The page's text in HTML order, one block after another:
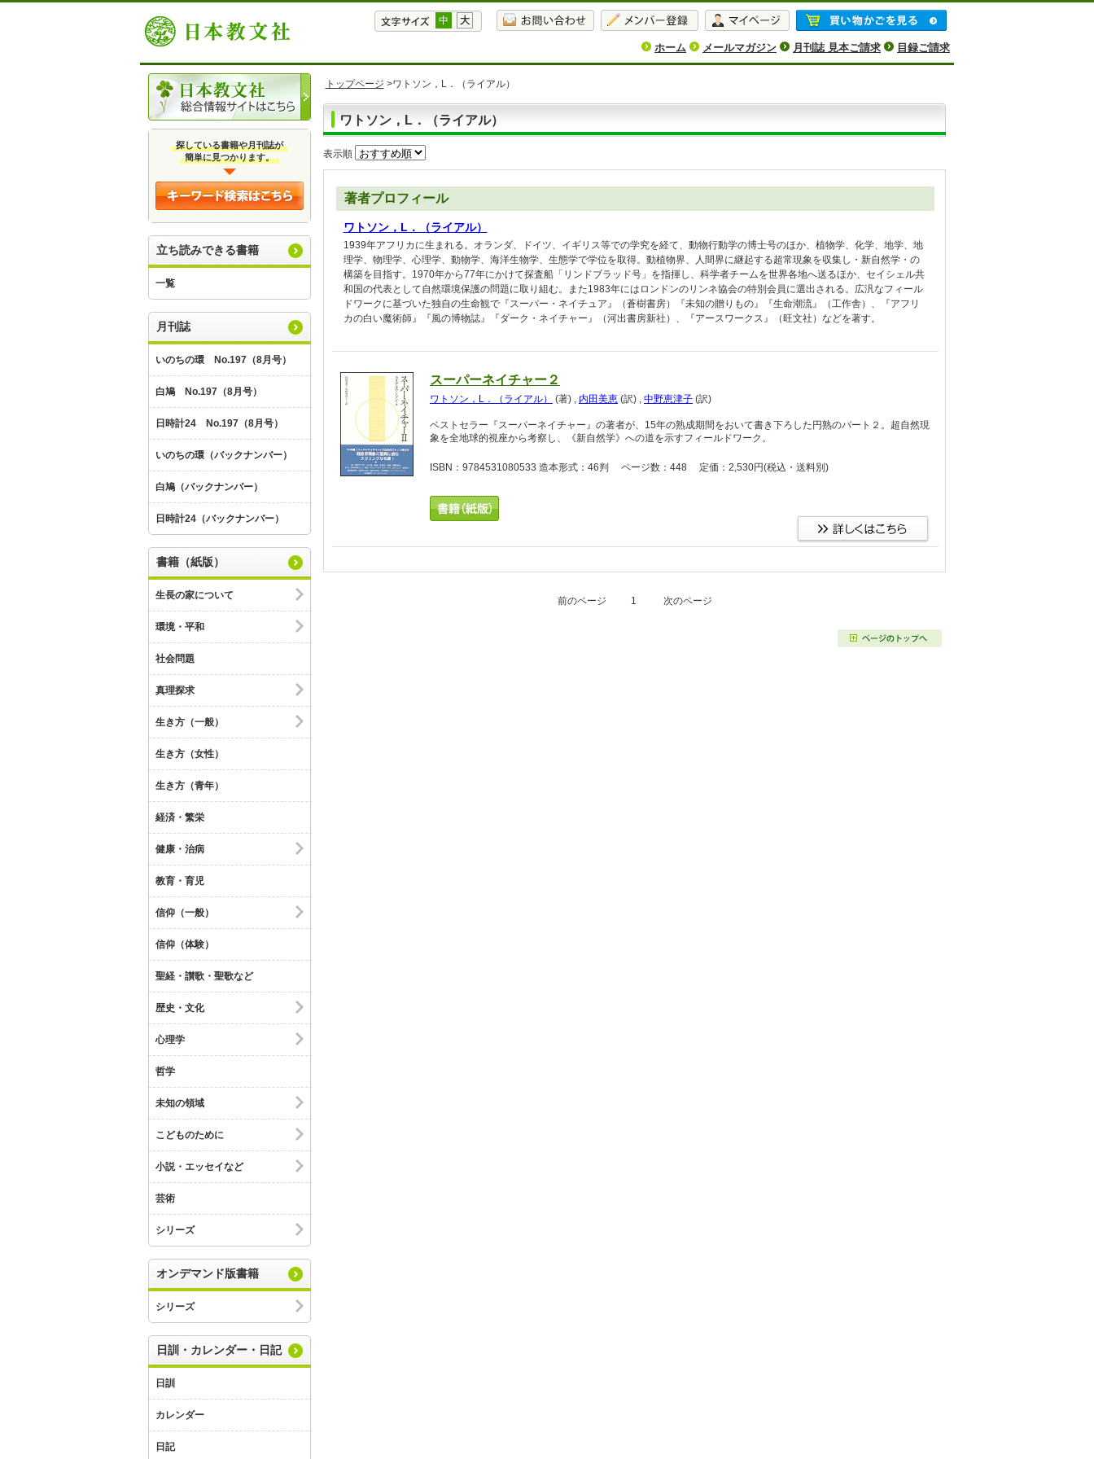
中 大
ホーム メールマガジン 月刊誌 見本ご請求 目録ご請求
探している書籍や月刊誌が
簡単に見つかります。
立ち読みできる書籍
一覧
月刊誌
いのちの環 No.197（8月号）
白鳩 No.197（8月号）
日時計24 No.197（8月号）
いのちの環（バックナンバー）
白鳩（バックナンバー）
日時計24（バックナンバー）
書籍（紙版）
生長の家について
環境・平和
社会問題
真理探求
生き方（一般）
生き方（女性）
生き方（青年）
経済・繁栄
健康・治病
教育・育児
信仰（一般）
信仰（体験）
聖経・讃歌・聖歌など
歴史・文化
心理学
哲学
未知の領域
こどものために
小説・エッセイなど
芸術
シリーズ
オンデマンド版書籍
シリーズ
日訓・カレンダー・日記
日訓
カレンダー
日記
トップページ >ワトソン，L．（ライアル）
ワトソン，L．（ライアル）
表示順
著者プロフィール
ワトソン，L．（ライアル）
1939年アフリカに生まれる。オランダ、ドイツ、イギリス等での学究を経て、動物行動学の博士号のほか、植物学、化学、地学、地
理学、物理学、心理学、動物学、海洋生物学、生態学で学位を取得。動植物界、人間界に継起する超常現象を収集し・新自然学・の
構築を目指す。1970年から77年にかけて探査船「リンドブラッド号」を指揮し、科学者チームを世界各地へ送るほか、セイシェル共
和国の代表として自然環境保護の問題に取り組む。また1983年にはロンドンのリンネ協会の特別会員に選出される。広汎なフィール
ドワークに基づいた独自の生命観で『スーパー・ネイチュア』（蒼樹書房）『未知の贈りもの』『生命潮流』（工作舎）、『アフリ
カの白い魔術師』『風の博物誌』『ダーク・ネイチャー』（河出書房新社）、『アースワークス』（旺文社）などを著す。
スーパーネイチャー２
ワトソン，L．（ライアル） (著) , 内田美恵 (訳) , 中野恵津子 (訳)
ベストセラー『スーパーネイチャー』の著者が、15年の熟成期間をおいて書き下ろした円熟のパート２。超自然現
象を全地球的視座から考察し、《新自然学》への道を示すフィールドワーク。
ISBN：9784531080533 造本形式：46判 ページ数：448 定価：2,530円(税込・送料別)
前のページ 1 次のページ